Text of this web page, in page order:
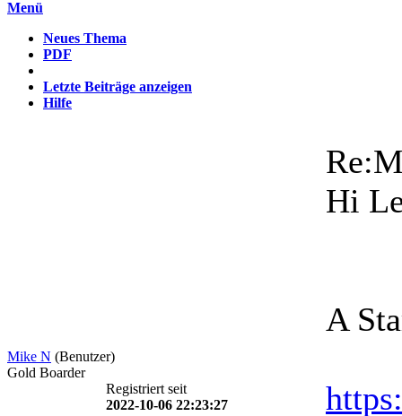
Menü
Neues Thema
PDF
Letzte Beiträge anzeigen
Hilfe
Mike N (Benutzer)
Gold Boarder
Registriert seit
2022-10-06 22:23:27
Hi
A